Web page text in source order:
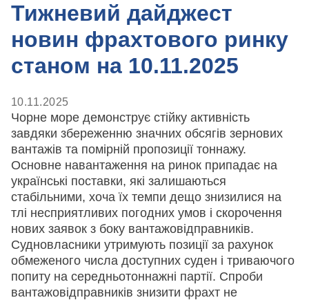
Тижневий дайджест
новин фрахтового ринку
станом на 10.11.2025
10.11.2025
Чорне море демонструє стійку активність
завдяки збереженню значних обсягів зернових
вантажів та помірній пропозиції тоннажу.
Основне навантаження на ринок припадає на
українські поставки, які залишаються
стабільними, хоча їх темпи дещо знизилися на
тлі несприятливих погодних умов і скорочення
нових заявок з боку вантажовідправників.
Судновласники утримують позиції за рахунок
обмеженого числа доступних суден і триваючого
попиту на середньотоннажні партії. Спроби
вантажовідправників знизити фрахт не